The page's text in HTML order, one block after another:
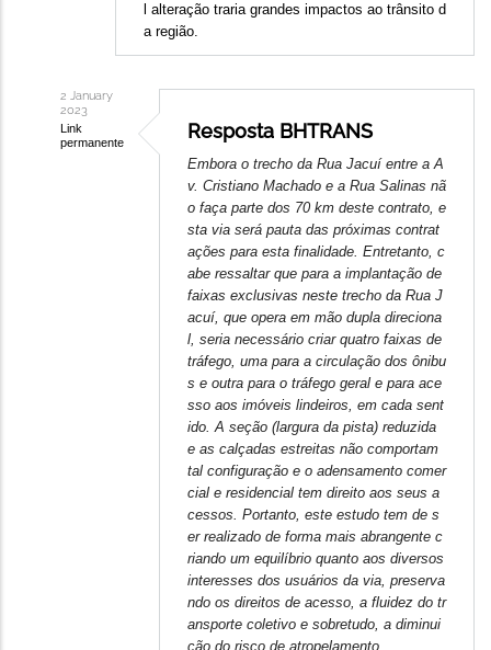
l alteração traria grandes impactos ao trânsito d
a região.
2 January
2023
Link
permanente
Resposta BHTRANS
Embora o trecho da Rua Jacuí entre a A
v. Cristiano Machado e a Rua Salinas nã
o faça parte dos 70 km deste contrato, e
sta via será pauta das próximas contrat
ações para esta finalidade. Entretanto, c
abe ressaltar que para a implantação de
faixas exclusivas neste trecho da Rua J
acuí, que opera em mão dupla direciona
l, seria necessário criar quatro faixas de
tráfego, uma para a circulação dos ônibu
s e outra para o tráfego geral e para ace
sso aos imóveis lindeiros, em cada sent
ido. A seção (largura da pista) reduzida
e as calçadas estreitas não comportam
tal configuração e o adensamento comer
cial e residencial tem direito aos seus a
cessos. Portanto, este estudo tem de s
er realizado de forma mais abrangente c
riando um equilíbrio quanto aos diversos
interesses dos usuários da via, preserva
ndo os direitos de acesso, a fluidez do tr
ansporte coletivo e sobretudo, a diminui
ção do risco de atropelamento.